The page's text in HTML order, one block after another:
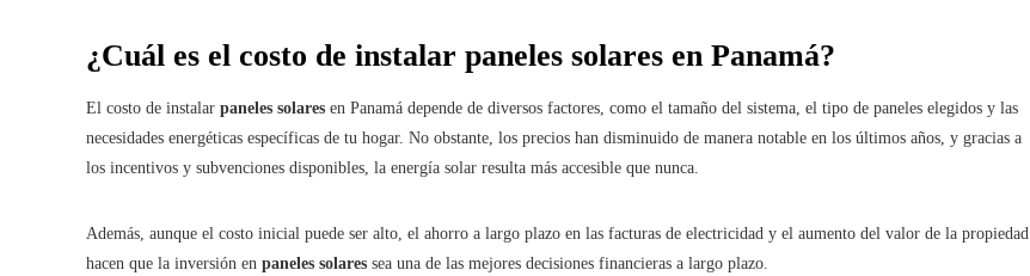
¿Cuál es el costo de instalar paneles solares en Panamá?
El costo de instalar paneles solares en Panamá depende de diversos factores, como el tamaño del sistema, el tipo de paneles elegidos y las
necesidades energéticas específicas de tu hogar. No obstante, los precios han disminuido de manera notable en los últimos años, y gracias a
los incentivos y subvenciones disponibles, la energía solar resulta más accesible que nunca.
Además, aunque el costo inicial puede ser alto, el ahorro a largo plazo en las facturas de electricidad y el aumento del valor de la propiedad
hacen que la inversión en paneles solares sea una de las mejores decisiones financieras a largo plazo.